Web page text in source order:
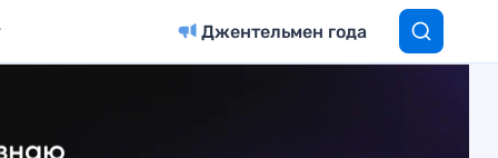
Джентельмен года